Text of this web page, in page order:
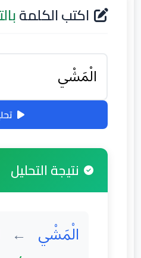
اكتب الكلمة
نتيجة التحليل
الْمَشْي ←